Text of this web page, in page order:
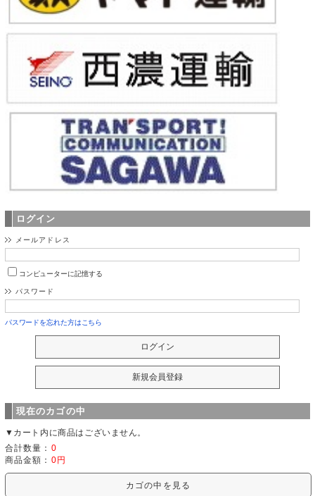
ログイン
メールアドレス
コンピューターに記憶する
パスワード
パスワードを忘れた方はこちら
現在のカゴの中
▼カート内に商品はございません。
合計数量： 0
商品金額： 0円
カゴの中を見る